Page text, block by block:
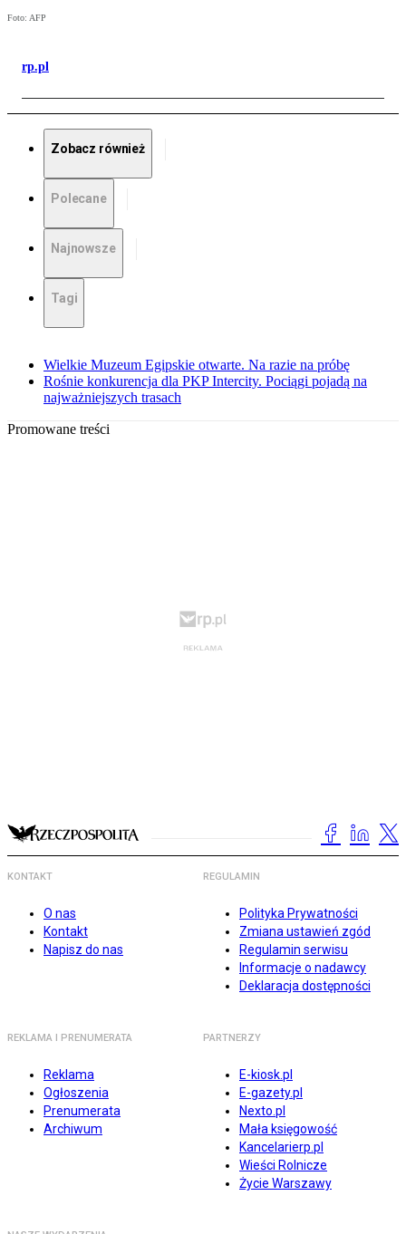
Foto: AFP
rp.pl
Zobacz również
Polecane
Najnowsze
Tagi
Wielkie Muzeum Egipskie otwarte. Na razie na próbę
Rośnie konkurencja dla PKP Intercity. Pociągi pojadą na
najważniejszych trasach
Promowane treści
KONTAKT
O nas
Kontakt
Napisz do nas
REGULAMIN
Polityka Prywatności
Zmiana ustawień zgód
Regulamin serwisu
Informacje o nadawcy
Deklaracja dostępności
REKLAMA I PRENUMERATA
Reklama
Ogłoszenia
Prenumerata
Archiwum
PARTNERZY
E-kiosk.pl
E-gazety.pl
Nexto.pl
Mała księgowość
Kancelarierp.pl
Wieści Rolnicze
Życie Warszawy